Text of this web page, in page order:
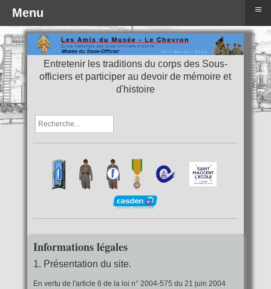
Entretenir les traditions du corps des Sous-
officiers et participer au devoir de mémoire et
d'histoire
Informations légales
1. Présentation du site.
En vertu de l'article 6 de la loi n° 2004-575 du 21 juin 2004
Menu ≡